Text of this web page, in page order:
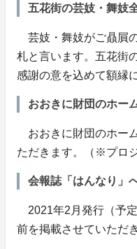
五花街の芸妓・舞妓
芸妓・舞妓がご贔屓
札と言います。五花街
感謝の意を込めて額縁
おおきに財団のホー
おおきに財団のホー
ただきます。（※プロ
会報誌「はんなり」
2021年2月発行（予
前を掲載させていただ